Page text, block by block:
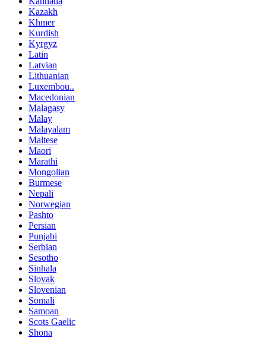
Kazakh
Khmer
Kurdish
Kyrgyz
Latin
Latvian
Lithuanian
Luxembou..
Macedonian
Malagasy
Malay
Malayalam
Maltese
Maori
Marathi
Mongolian
Burmese
Nepali
Norwegian
Pashto
Persian
Punjabi
Serbian
Sesotho
Sinhala
Slovak
Slovenian
Somali
Samoan
Scots Gaelic
Shona